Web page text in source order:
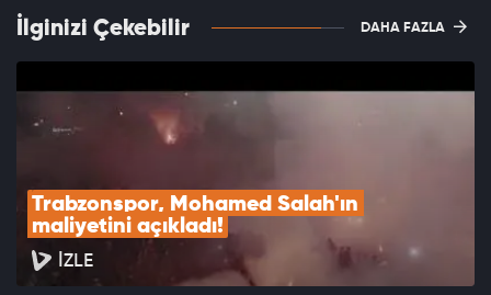
İlginizi Çekebilir DAHA FAZLA
Trabzonspor, Mohamed Salah'ın
maliyetini açıkladı!
İZLE